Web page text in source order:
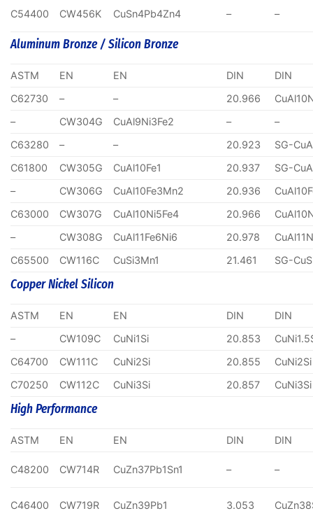
C54400 CW456K CuSn4Pb4Zn4 – –
Aluminum Bronze / Silicon Bronze
ASTM EN EN DIN
DIN
C62730
– – 20.966
–
CW304G CuAl9Ni3Fe2 –
–
C63280
– – 20.923
SG-
C61800
CW305G CuAl10Fe1 20.937
SG-
–
CW306G CuAl10Fe3Mn2 20.936
C63000
CW307G CuAl10Ni5Fe4 20.966
–
CW308G CuAl11Fe6Ni6 20.978
C65500
CW116C CuSi3Mn1 21.461 SG-
Copper Nickel Silicon
ASTM EN EN DIN
DIN
–
CW109C CuNi1Si 20.853
C64700
CW111C CuNi2Si 20.855
CuNi2Si
C70250
CW112C CuNi3Si 20.857 CuNi3Si
High Performance
ASTM EN EN DIN DIN
C48200 CW714R CuZn37Pb1Sn1 – –
C46400 CW719R CuZn39Pb1 3.053